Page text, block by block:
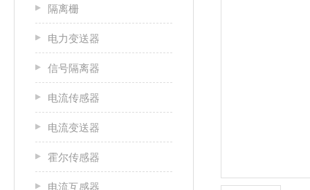
隔离栅
电力变送器
信号隔离器
电流传感器
电流变送器
霍尔传感器
电流互感器